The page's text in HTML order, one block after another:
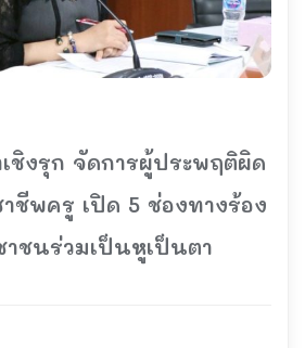
ชิงรุก จัดการผู้ประพฤติผิด
ชีพครู เปิด 5 ช่องทางร้อง
าชนร่วมเป็นหูเป็นตา